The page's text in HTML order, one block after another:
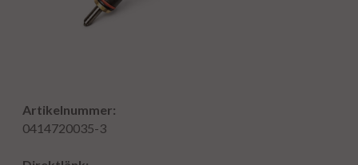
Artikelnummer:
0414720035-3